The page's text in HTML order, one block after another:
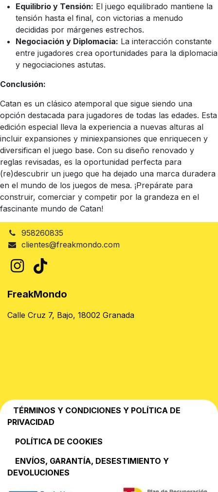
Equilibrio y Tensión: El juego equilibrado mantiene la
tensión hasta el final, con victorias a menudo
decididas por márgenes estrechos.
Negociación y Diplomacia: La interacción constante
entre jugadores crea oportunidades para la diplomacia
y negociaciones astutas.
Conclusión:
Catan es un clásico atemporal que sigue siendo una
opción destacada para jugadores de todas las edades. Esta
edición especial lleva la experiencia a nuevas alturas al
incluir expansiones y miniexpansiones que enriquecen y
diversifican el juego base. Con su diseño renovado y
reglas revisadas, es la oportunidad perfecta para
(re)descubrir un juego que ha dejado una marca duradera
en el mundo de los juegos de mesa. ¡Prepárate para
construir, comerciar y competir por la grandeza en el
fascinante mundo de Catan!
958260835
clientes@freakmondo.com
FreakMondo
Calle Cruz 7, Bajo, 18002 Granada
TÉRMINOS Y CONDICIONES Y POLÍTICA DE
PRIVACIDAD
POLÍTICA DE COOKIES
EN​VÍOS, GARANTÍA, DESESTIMIENTO Y
DEVOLUCIONES